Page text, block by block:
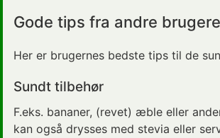
Gode tips fra andre brugere
Her er brugernes bedste tips til de
Sundt tilbehør
F.eks. bananer, (revet) æble eller
kan også drysses med stevia eller